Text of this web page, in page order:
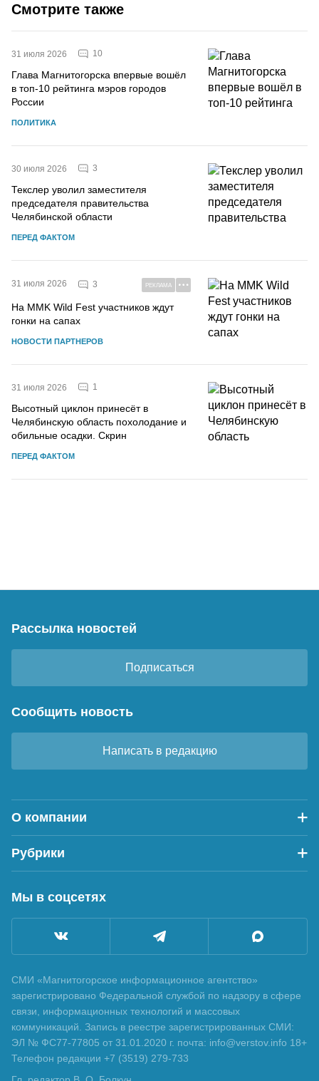
Смотрите также
31 июля 2026 10
Глава Магнитогорска впервые вошёл
в топ-10 рейтинга мэров городов
России
ПОЛИТИКА
30 июля 2026 3
Текслер уволил заместителя
председателя правительства
Челябинской области
ПЕРЕД ФАКТОМ
31 июля 2026 3 РЕКЛАМА
На MMK Wild Fest участников ждут
гонки на сапах
НОВОСТИ ПАРТНЕРОВ
31 июля 2026 1
Высотный циклон принесёт в
Челябинскую область похолодание и
обильные осадки. Скрин
ПЕРЕД ФАКТОМ
Рассылка новостей
Подписаться
Сообщить новость
Написать в редакцию
О компании
Рубрики
Мы в соцсетях
СМИ «Магнитогорское информационное агентство»
зарегистрировано Федеральной службой по надзору в сфере
связи, информационных технологий и массовых
коммуникаций. Запись в реестре зарегистрированных СМИ:
ЭЛ № ФС77-77805 от 31.01.2020 г. почта: info@verstov.info 18+
Телефон редакции +7 (3519) 279-733